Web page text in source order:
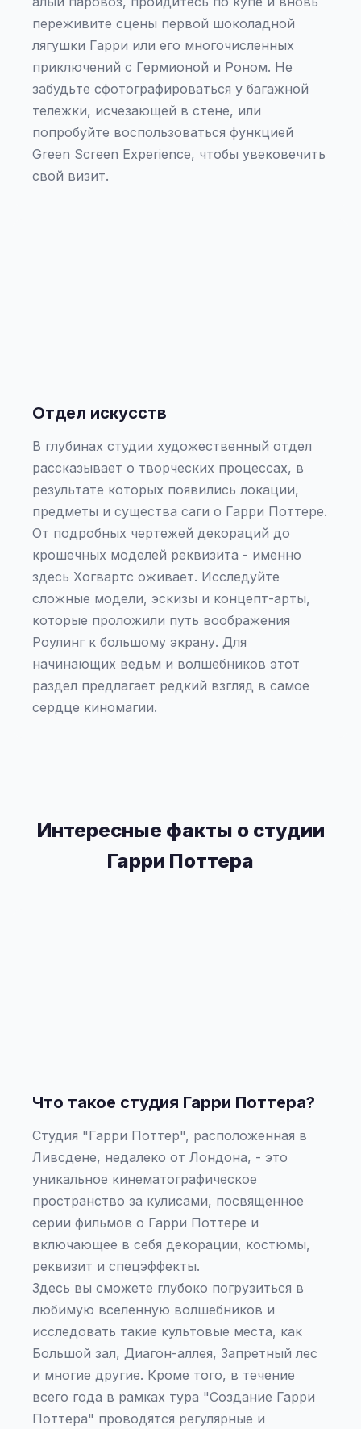
переживите сцены первой шоколадной
лягушки Гарри или его многочисленных
приключений с Гермионой и Роном. Не
забудьте сфотографироваться у багажной
тележки, исчезающей в стене, или
попробуйте воспользоваться функцией
Green Screen Experience, чтобы увековечить
свой визит.
Отдел искусств
В глубинах студии художественный отдел
рассказывает о творческих процессах, в
результате которых появились локации,
предметы и существа саги о Гарри Поттере.
От подробных чертежей декораций до
крошечных моделей реквизита - именно
здесь Хогвартс оживает. Исследуйте
сложные модели, эскизы и концепт-арты,
которые проложили путь воображения
Роулинг к большому экрану. Для
начинающих ведьм и волшебников этот
раздел предлагает редкий взгляд в самое
сердце киномагии.
Интересные факты о студии
Гарри Поттера
Что такое студия Гарри Поттера?
Студия "Гарри Поттер", расположенная в
Ливсдене, недалеко от Лондона, - это
уникальное кинематографическое
пространство за кулисами, посвященное
серии фильмов о Гарри Поттере и
включающее в себя декорации, костюмы,
реквизит и спецэффекты.
Здесь вы сможете глубоко погрузиться в
любимую вселенную волшебников и
исследовать такие культовые места, как
Большой зал, Диагон-аллея, Запретный лес
и многие другие. Кроме того, в течение
всего года в рамках тура "Создание Гарри
Поттера" проводятся регулярные и